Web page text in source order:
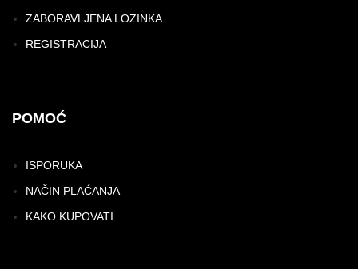
ZABORAVLJENA LOZINKA
REGISTRACIJA
POMOĆ
ISPORUKA
NAČIN PLAĆANJA
KAKO KUPOVATI